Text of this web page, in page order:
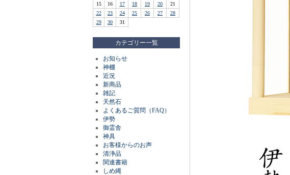
15
16 17 18 19 20
21
22
23 24 25 26 27
28
29
30 31
カテゴリー一覧
お知らせ
神棚
近況
新商品
雑記
天然石
よくあるご質問（FAQ）
伊勢
御霊舎
神具
お客様からのお声
清浄品
関連書籍
しめ縄